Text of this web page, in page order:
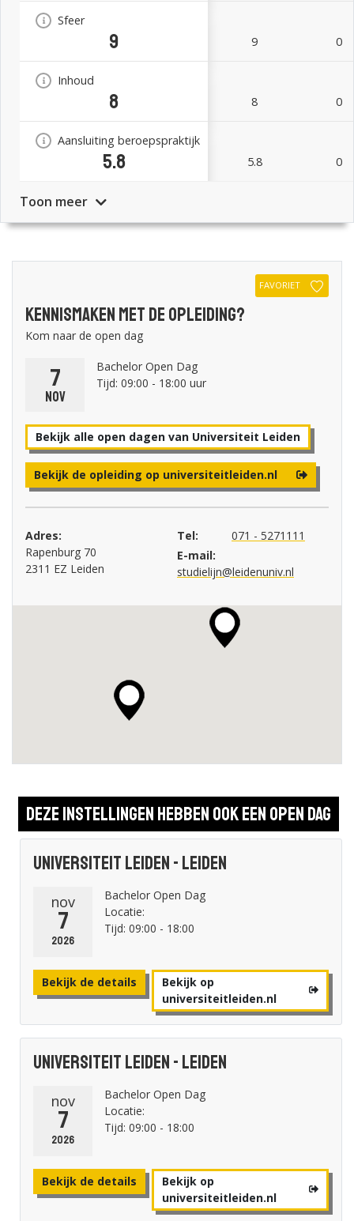
Sfeer
9 9 0
Inhoud
8 8 0
Aansluiting beroepspraktijk
5.8 5.8 0
Toon meer
FAVORIET
Kennismaken met de opleiding?
Kom naar de open dag
7
nov
Bachelor Open Dag
Tijd: 09:00 - 18:00 uur
Bekijk alle open dagen van Universiteit Leiden
Bekijk de opleiding op universiteitleiden.nl
Adres:
Rapenburg 70
2311 EZ Leiden
Tel:
071 - 5271111
E-mail:
studielijn@leidenuniv.nl
Deze instellingen hebben ook een open dag
Universiteit Leiden - Leiden
nov
7
2026
Bachelor Open Dag
Locatie:
Tijd: 09:00 - 18:00
Bekijk de details
Bekijk op
universiteitleiden.nl
Universiteit Leiden - Leiden
nov
7
2026
Bachelor Open Dag
Locatie:
Tijd: 09:00 - 18:00
Bekijk de details
Bekijk op
universiteitleiden.nl